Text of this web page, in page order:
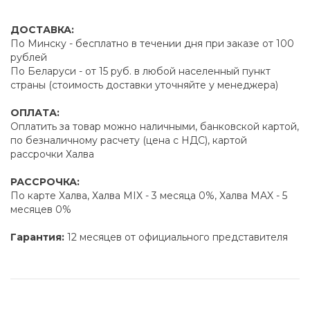
ДОСТАВКА:
По Минску - бесплатно в течении дня при заказе от 100
рублей
По Беларуси - от 15 руб. в любой населенный пункт
страны (стоимость доставки уточняйте у менеджера)
ОПЛАТА:
Оплатить за товар можно наличными, банковской картой,
по безналичному расчету (цена с НДС), картой
рассрочки Халва
РАССРОЧКА:
По карте Халва, Халва MIX - 3 месяца 0%, Халва MAX - 5
месяцев 0%
Гарантия: 12 месяцев от официального представителя